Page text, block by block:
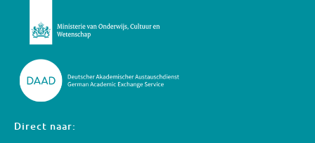
Direct naar: